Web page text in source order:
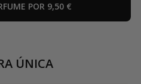
POR 9,50 €
ÚNICA